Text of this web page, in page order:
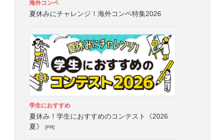
海外コンペ
夏休みにチャレンジ！海外コンペ特集2026
学生におすすめ
夏休み！学生におすすめのコンテスト《2026
夏》
[PR]